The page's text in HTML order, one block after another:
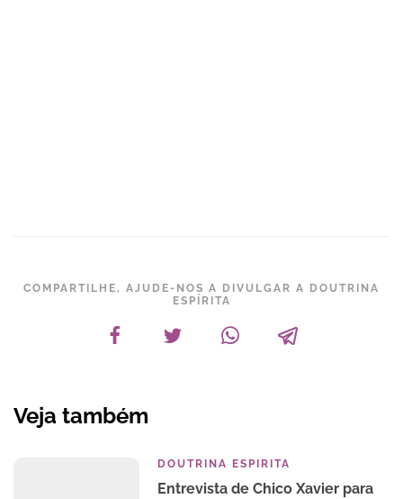
COMPARTILHE, AJUDE-NOS A DIVULGAR A DOUTRINA
ESPÍRITA
Veja também
DOUTRINA ESPIRITA
Entrevista de Chico Xavier para